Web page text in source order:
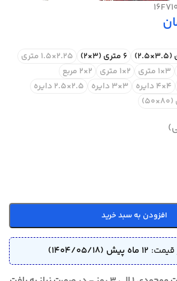
6 متری (3×2)
2.25×1.5 متری
3×1 متری 2×1 متری
2×2 مربع
4×4 دایره 3×3 دایره
2.5×2.5 دایره
افزودن به سبد خرید
قیمت: 12 ماه پیش (1404/05/18)